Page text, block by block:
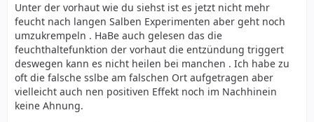
Unter der vorhaut wie du siehst ist es jetzt nicht mehr
feucht nach langen Salben Experimenten aber geht noch
umzukrempeln . HaBe auch gelesen das die
feuchthaltefunktion der vorhaut die entzündung triggert
deswegen kann es nicht heilen bei manchen . Ich habe zu
oft die falsche sslbe am falschen Ort aufgetragen aber
vielleicht auch nen positiven Effekt noch im Nachhinein
keine Ahnung.